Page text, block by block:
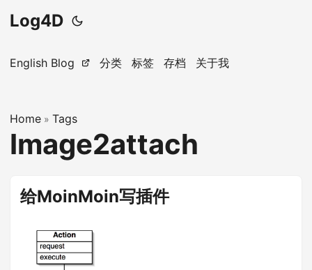
Log4D
English Blog 分类 标签 存档 关于我
Home » Tags
Image2attach
给MoinMoin写插件